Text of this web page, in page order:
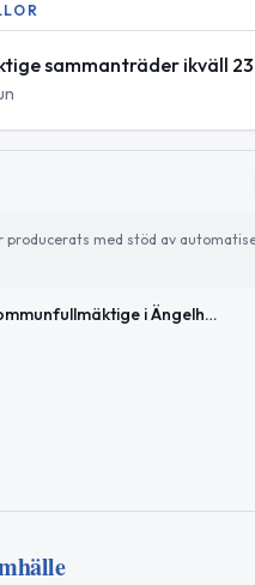
sammanträder ikväll
producerats med stöd av
Kommunfullmäktige i Ängelholm samlas den 23 februari